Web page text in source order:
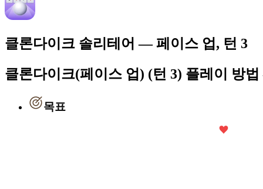
클론다이크 솔리테어 — 페이스 업, 턴 3
클론다이크(페이스 업) (턴 3) 플레이 방
목표